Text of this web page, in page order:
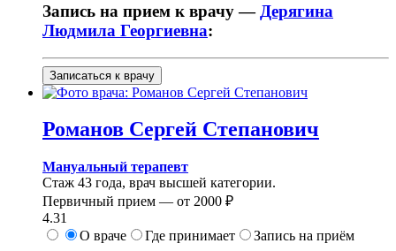
Запись на прием к врачу — Дерягина
Людмила Георгиевна:
Записаться к врачу
Романов Сергей Степанович
Мануальный терапевт
Стаж 43 года, врач высшей категории.
Первичный прием — от 2000 ₽
4.31
О враче
Где принимает Запись на приём